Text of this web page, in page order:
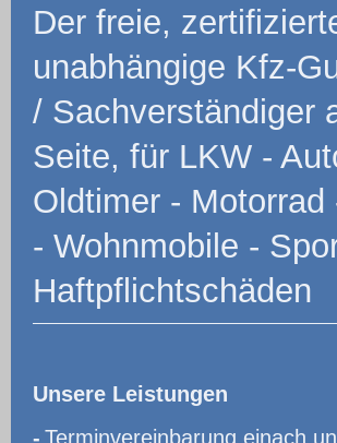
Der freie,
unabhängige Kfz-
/ Sachverständiger
Seite, für LKW -
Oldtimer - Motorrad
- Wohnmobile -
Haftpflichtschäden
Unsere Leistungen
- Terminvereinbarung einach